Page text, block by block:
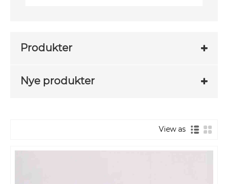
Produkter
Nye produkter
View as